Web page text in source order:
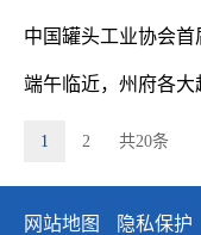
1 2 共20条
网站地图 隐私保护